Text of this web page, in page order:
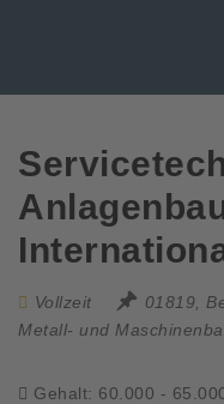
Vollzeit
01819,
Metall- und
Gehalt: 60.000 -